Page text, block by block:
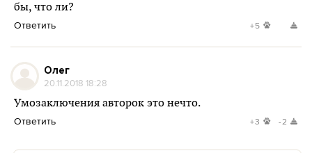
бы, что ли?
Ответить +5
Олег
20.11.2018 18:28
Умозаключения авторок это нечто.
Ответить +3 -2